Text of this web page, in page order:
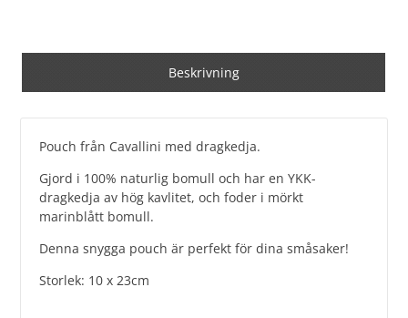
Beskrivning
Pouch från Cavallini med dragkedja.
Gjord i 100% naturlig bomull och har en YKK-
dragkedja av hög kavlitet, och foder i mörkt
marinblått bomull.
Denna snygga pouch är perfekt för dina småsaker!
Storlek: 10 x 23cm